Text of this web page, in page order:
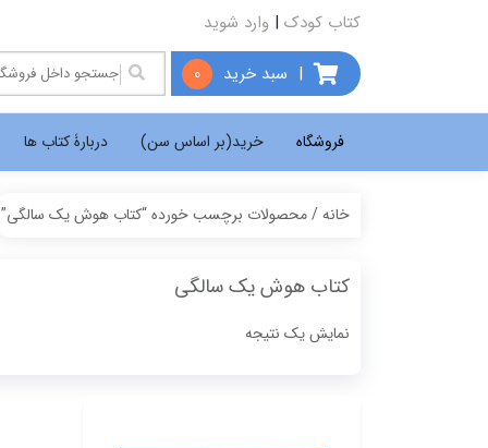
کتاب کودک | وارد شوید
| سبد خرید 0
فروشگاه خرید(بر اساس سن) دربارۀ کتاب ها
خانه/ محصولات برچسب خورده “کتاب هوش یک سالگی”
کتاب هوش یک سالگی
نمایش یک نتیجه